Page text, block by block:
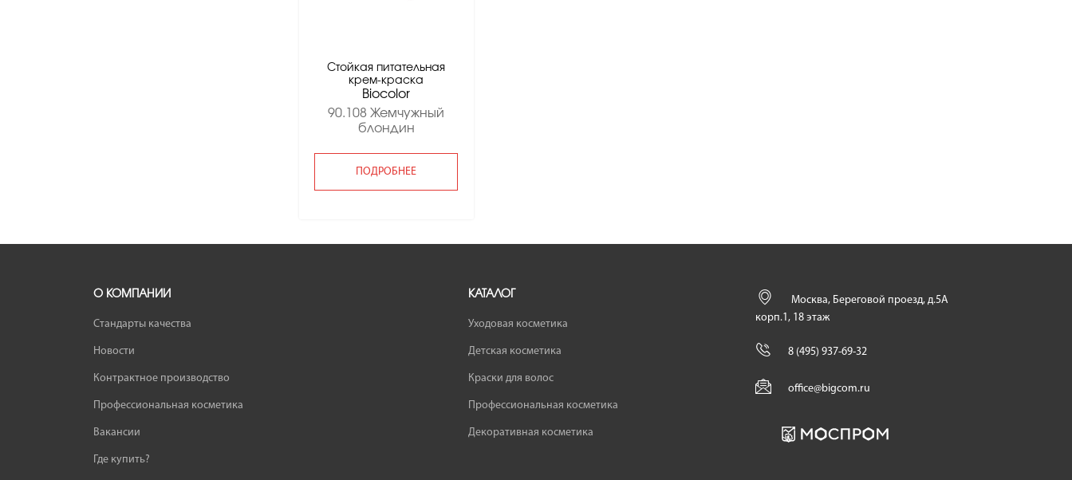
Стойкая питательная
крем-краска
Вiocolor
90.108 Жемчужный
блондин
ПОДРОБНЕЕ
О КОМПАНИИ
Стандарты качества
Новости
Контрактное производство
Профессиональная косметика
Вакансии
Где купить?
КАТАЛОГ
Уходовая косметика
Детская косметика
Краски для волос
Профессиональная косметика
Декоративная косметика
Москва, Береговой проезд, д.5А
корп.1, 18 этаж
8 (495) 937-69-32
office@bigcom.ru